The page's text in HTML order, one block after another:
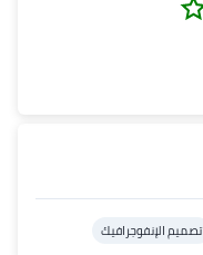
تصميم الإنفوجرافيك